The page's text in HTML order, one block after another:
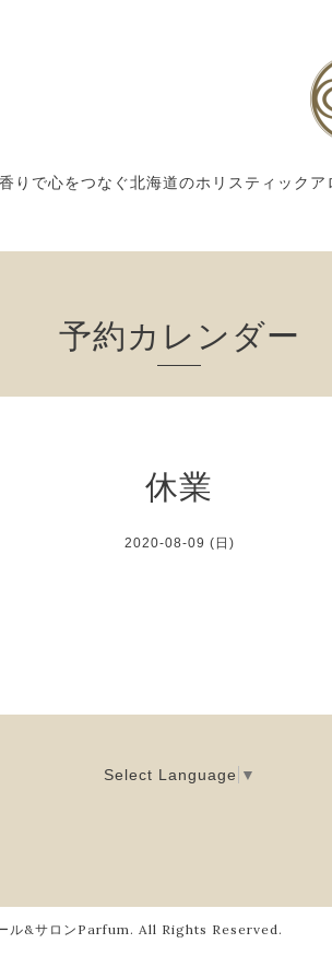
香りで心をつなぐ北海道のホリスティック
予約カレンダー
休業
2020-08-09 (日)
Select Language ▼
ル&サロンParfum. All Rights Reserved.